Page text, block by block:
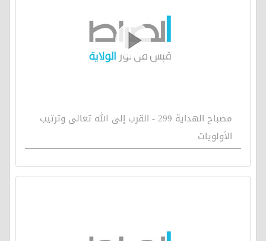
مصباح الهداية 299 - القرب إلى الله تعالى وترتيب
الأولويات